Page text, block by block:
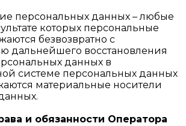
персональных данных – любые
которых персональные
безвозвратно с
дальнейшего восстановления
данных в
системе персональных данных
материальные носители
и обязанности Оператора